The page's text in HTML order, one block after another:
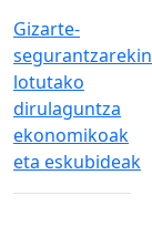
Gizarte-
segurantzarekin
lotutako
dirulaguntza
ekonomikoak
eta eskubideak